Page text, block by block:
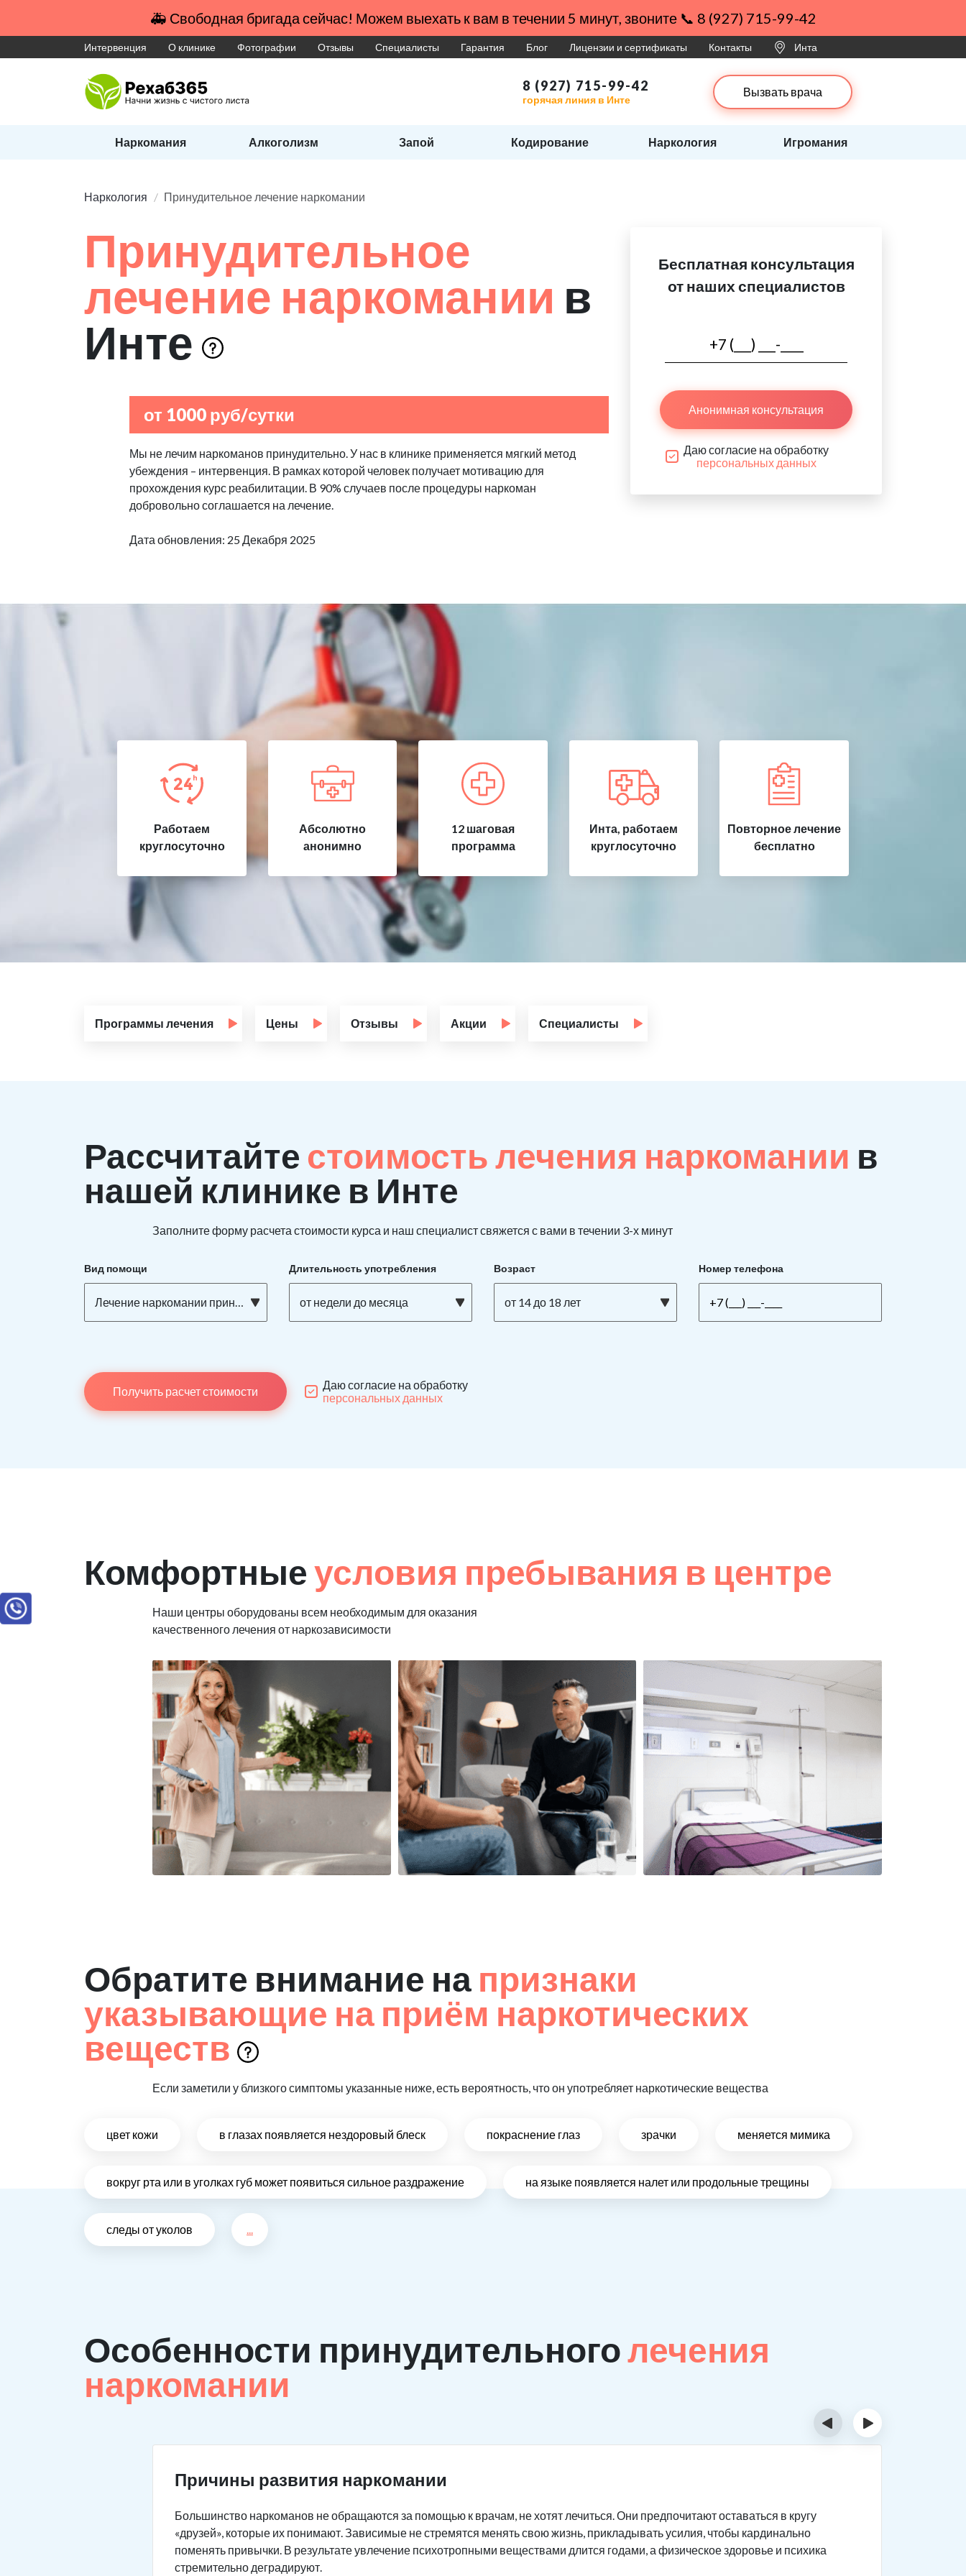
🚑 Свободная бригада сейчас! Можем выехать к вам в течении 5 минут, звоните 📞 8 (927) 715-99-42
Интервенция О клинике Фотографии Отзывы Специалисты Гарантия Блог Лицензии и сертификаты Контакты Инта
8 (927) 715-99-42
горячая линия в Инте
Вызвать врача
Наркомания Алкоголизм Запой Кодирование Наркология Игромания
Наркология Принудительное лечение наркомании
Принудительное
лечение наркомании в
Инте
от 1000 руб/сутки
Мы не лечим наркоманов принудительно. У нас в клинике применяется мягкий метод
убеждения – интервенция. В рамках которой человек получает мотивацию для
прохождения курс реабилитации. В 90% случаев после процедуры наркоман
добровольно соглашается на лечение.
Дата обновления: 25 Декабря 2025
Бесплатная консультация
от наших специалистов
Анонимная консультация
Даю согласие на обработку
персональных данных
Работаем
круглосуточно
Абсолютно
анонимно
12 шаговая
программа
Инта, работаем
круглосуточно
Повторное лечение
бесплатно
Программы лечения Цены Отзывы Акции Специалисты
Рассчитайте стоимость лечения наркомании в
нашей клинике в Инте
Заполните форму расчета стоимости курса и наш специалист свяжется с вами в течении 3-х минут
Вид помощи
Лечение наркомании принудительно
Длительность употребления
от недели до месяца
Возраст
от 14 до 18 лет
Номер телефона
Получить расчет стоимости
Даю согласие на обработку
персональных данных
Комфортныеусловия пребывания в центре
Наши центры оборудованы всем необходимым для оказания
качественного лечения от наркозависимости
Обратите внимание на признаки
указывающие на приём наркотических
веществ
Если заметили у близкого симптомы указанные ниже, есть вероятность, что он употребляет наркотические вещества
цвет кожи в глазах появляется нездоровый блеск покраснение глаз зрачки меняется мимика
вокруг рта или в уголках губ может появиться сильное раздражение на языке появляется налет или продольные трещины
следы от уколов ...
Особенности принудительноголечения
наркомании
Причины развития наркомании
Большинство наркоманов не обращаются за помощью к врачам, не хотят лечиться. Они предпочитают оставаться в кругу
«друзей», которые их понимают. Зависимые не стремятся менять свою жизнь, прикладывать усилия, чтобы кардинально
поменять привычки. В результате увлечение психотропными веществами длится годами, а физическое здоровье и психика
стремительно деградируют.
‹ ›